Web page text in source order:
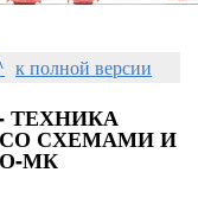
к полной версии
ТЕХНИКА
СХЕМАМИ И
МК